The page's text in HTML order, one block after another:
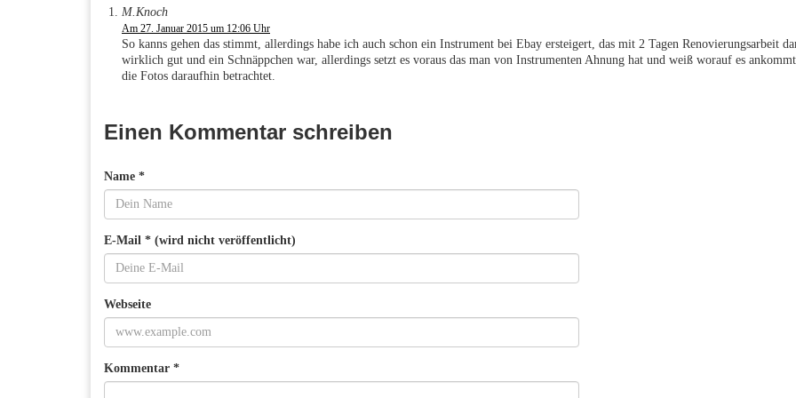
M.Knoch
Am 27. Januar 2015 um 12:06 Uhr
So kanns gehen das stimmt, allerdings habe ich auch schon ein Instrument bei Ebay ersteigert, das mit 2 Tagen Renovierungsarbeit
wirklich gut und ein Schnäppchen war, allerdings setzt es voraus das man von Instrumenten Ahnung hat und weiß worauf es
die Fotos daraufhin betrachtet.
Einen Kommentar schreiben
Name *
E-Mail * (wird nicht veröffentlicht)
Webseite
Kommentar *